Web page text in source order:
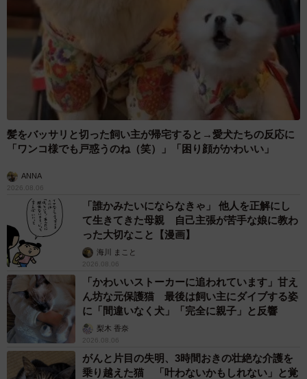
髪をバッサリと切った飼い主が帰宅すると→愛犬たちの反応に
「ワンコ様でも戸惑うのね（笑）」「困り顔がかわいい」
ANNA
2026.08.06
「誰かみたいにならなきゃ」 他人を正解にし
て生きてきた母親 自己主張が苦手な娘に教わ
った大切なこと【漫画】
海川 まこと
2026.08.06
「かわいいストーカーに追われています」甘え
ん坊な元保護猫 最後は飼い主にダイブする姿
に「間違いなく犬」「完全に親子」と反響
梨木 香奈
2026.08.06
がんと片目の失明、3時間おきの壮絶な介護を
乗り越えた猫 「叶わないかもしれない」と覚